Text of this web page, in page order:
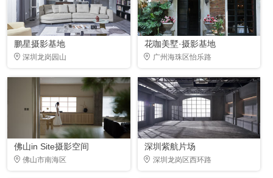
鹏星摄影基地
深圳龙岗园山
花咖美墅·摄影基地
广州海珠区怡乐路
佛山in Site摄影空间
佛山市南海区
深圳紫航片场
深圳龙岗区西环路